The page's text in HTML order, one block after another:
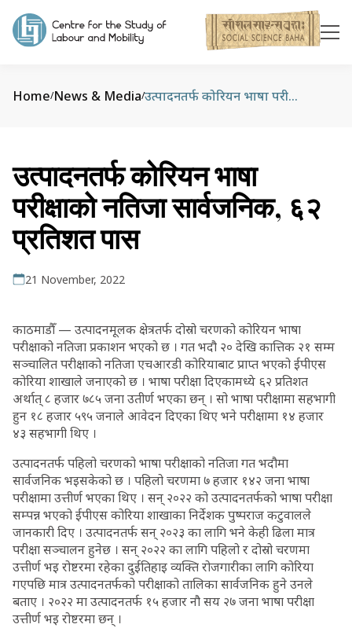
Home/News & Media/ उत्पादनतर्फ कोरियन भाषा परीक्षाको नतिजा सार्वजनिक, ६२ प्रतिशत पास
उत्पादनतर्फ कोरियन भाषा
परीक्षाको नतिजा सार्वजनिक, ६२
प्रतिशत पास
21 November, 2022
काठमाडौँ — उत्पादनमूलक क्षेत्रतर्फ दोस्रो चरणको कोरियन भाषा
परीक्षाको नतिजा प्रकाशन भएको छ । गत भदौ २० देखि कात्तिक २१ सम्म
सञ्चालित परीक्षाको नतिजा एचआरडी कोरियाबाट प्राप्त भएको ईपीएस
कोरिया शाखाले जनाएको छ । भाषा परीक्षा दिएकामध्ये ६२ प्रतिशत
अर्थात् ८ हजार ७८५ जना उतीर्ण भएका छन् । सो भाषा परीक्षामा सहभागी
हुन १८ हजार ५९५ जनाले आवेदन दिएका थिए भने परीक्षामा १४ हजार
४३ सहभागी थिए ।
उत्पादनतर्फ पहिलो चरणको भाषा परीक्षाको नतिजा गत भदौमा
सार्वजनिक भइसकेको छ । पहिलो चरणमा ७ हजार १४२ जना भाषा
परीक्षामा उत्तीर्ण भएका थिए । सन् २०२२ को उत्पादनतर्फको भाषा परीक्षा
सम्पन्न भएको ईपीएस कोरिया शाखाका निर्देशक पुष्पराज कटुवालले
जानकारी दिए । उत्पादनतर्फ सन् २०२३ का लागि भने केही ढिला मात्र
परीक्षा सञ्चालन हुनेछ । सन् २०२२ का लागि पहिलो र दोस्रो चरणमा
उत्तीर्ण भइ रोष्टरमा रहेका दुईतिहाइ व्यक्ति रोजगारीका लागि कोरिया
गएपछि मात्र उत्पादनतर्फको परीक्षाको तालिका सार्वजनिक हुने उनले
बताए । २०२२ मा उत्पादनतर्फ १५ हजार नौ सय २७ जना भाषा परीक्षा
उत्तीर्ण भइ रोष्टरमा छन् ।